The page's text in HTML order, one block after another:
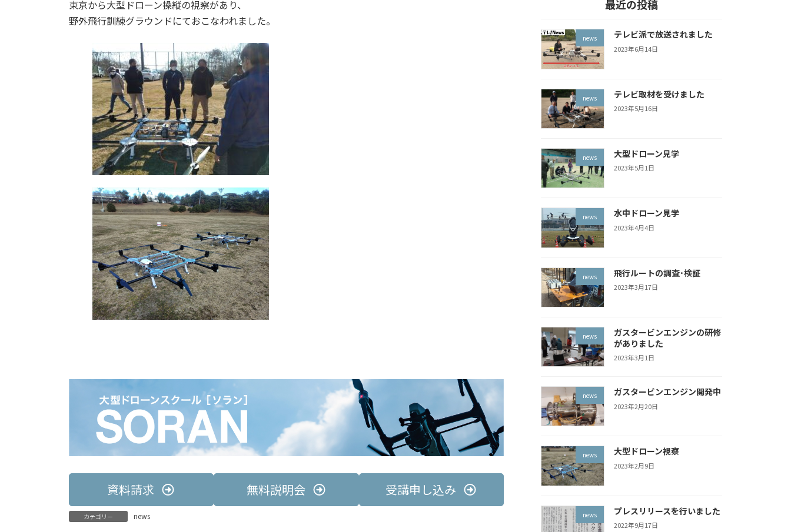
東京から大型ドローン操縦の視察があり、
野外飛行訓練グラウンドにておこなわれました。
資料請求 無料説明会 受講申し込み
カテゴリー news
最近の投稿
news テレビ派で放送されました
2023年6月14日
news テレビ取材を受けました
2023年5月16日
news 大型ドローン見学
2023年5月1日
news 水中ドローン見学
2023年4月4日
news 飛行ルートの調査･検証
2023年3月17日
news
ガスタービンエンジンの研修
がありました
2023年3月1日
news ガスタービンエンジン開発中
2023年2月20日
news 大型ドローン視察
2023年2月9日
news プレスリリースを行いました
2022年9月17日